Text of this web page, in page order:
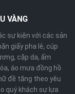
VÀNG
sự kiện với các sản
giấy pha lê, cúp
cặp da, ấm
áo mưa đồng hồ
đề tặng theo yêu
quý khách sự lựa